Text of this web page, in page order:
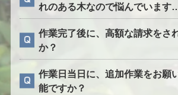
れのある木なので悩んでいます
作業完了後に、高額な請求をさ
か？
作業日当日に、追加作業をお願
能ですか？